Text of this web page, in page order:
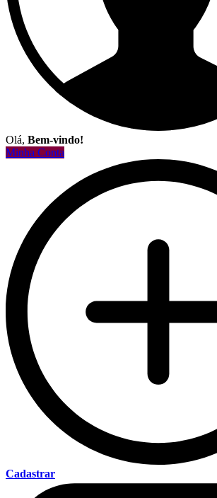
Olá, Bem-vindo!
Minha Conta
Cadastrar